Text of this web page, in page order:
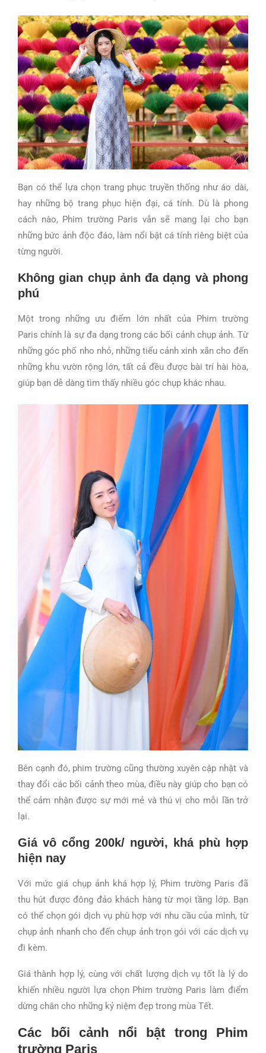
Bạn có thể lựa chọn trang phục truyền thống như áo dài,
hay những bộ trang phục hiện đại, cá tính. Dù là phong
cách nào, Phim trường Paris vẫn sẽ mang lại cho bạn
những bức ảnh độc đáo, làm nổi bật cá tính riêng biệt của
từng người.
Không gian chụp ảnh đa dạng và phong
phú
Một trong những ưu điểm lớn nhất của Phim trường
Paris chính là sự đa dạng trong các bối cảnh chụp ảnh. Từ
những góc phố nho nhỏ, những tiểu cảnh xinh xắn cho đến
những khu vườn rộng lớn, tất cả đều được bài trí hài hòa,
giúp bạn dễ dàng tìm thấy nhiều góc chụp khác nhau.
Bên cạnh đó, phim trường cũng thường xuyên cập nhật và
thay đổi các bối cảnh theo mùa, điều này giúp cho bạn có
thể cảm nhận được sự mới mẻ và thú vị cho mỗi lần trở
lại.
Giá vô cổng 200k/ người, khá phù hợp
hiện nay
Với mức giá chụp ảnh khá hợp lý, Phim trường Paris đã
thu hút được đông đảo khách hàng từ mọi tầng lớp. Bạn
có thể chọn gói dịch vụ phù hợp với nhu cầu của mình, từ
chụp ảnh nhanh cho đến chụp ảnh trọn gói với các dịch vụ
đi kèm.
Giá thành hợp lý, cùng với chất lượng dịch vụ tốt là lý do
khiến nhiều người lựa chọn Phim trường Paris làm điểm
dừng chân cho những kỷ niệm đẹp trong mùa Tết.
Các bối cảnh nổi bật trong Phim
trường Paris